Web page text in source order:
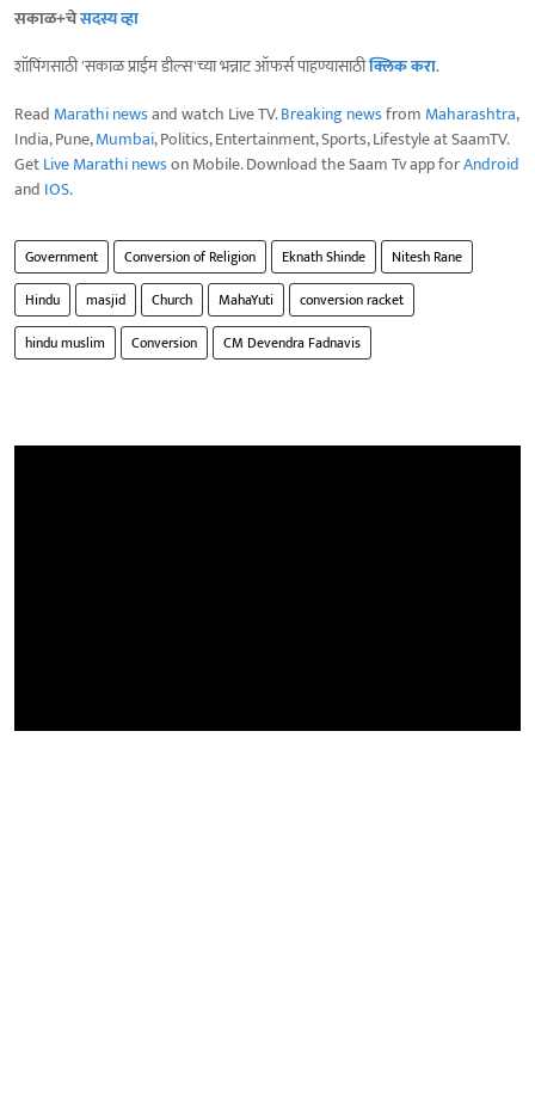
सकाळ+चेसदस्य व्हा
शॉपिंगसाठी 'सकाळ प्राईम डील्स'च्या भन्नाट ऑफर्स पाहण्यासाठीक्लिक करा.
Read Marathi newsand watch Live TV.Breaking newsfrom Maharashtra,
India, Pune,Mumbai, Politics, Entertainment, Sports, Lifestyle at SaamTV.
GetLive Marathi newson Mobile. Download the Saam Tv app forAndroid
and IOS.
Government Conversion of Religion Eknath Shinde
Nitesh Rane
Hindu
masjid Church MahaYuti
conversion racket
hindu muslim
Conversion CM Devendra Fadnavis